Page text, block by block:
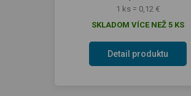
1 ks = 0,12 €
SKLADOM VÍCE NEŽ 5 KS
Detail produktu